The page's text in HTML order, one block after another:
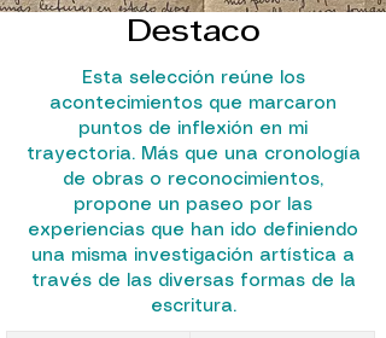
Destaco
Esta selección reúne los
acontecimientos que marcaron
puntos de inflexión en mi
trayectoria. Más que una cronología
de obras o reconocimientos,
propone un paseo por las
experiencias que han ido definiendo
una misma investigación artística a
través de las diversas formas de la
escritura.